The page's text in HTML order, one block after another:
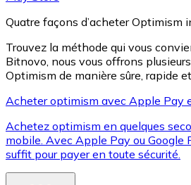
XRP
XRP
Quatre façons d’acheter Optimism
Trouvez la méthode qui vous
Bitnovo, nous vous offrons
Optimism de manière sûre, rapide
Acheter optimism avec Apple Pay
Achetez optimism en quelques
mobile. Avec Apple Pay ou Google
suffit pour payer en toute sécurité.